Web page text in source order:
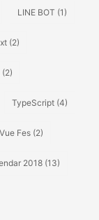
LINE BOT (1)
(2)
(2)
TypeScript (4)
Vue Fes (2)
2018 (13)